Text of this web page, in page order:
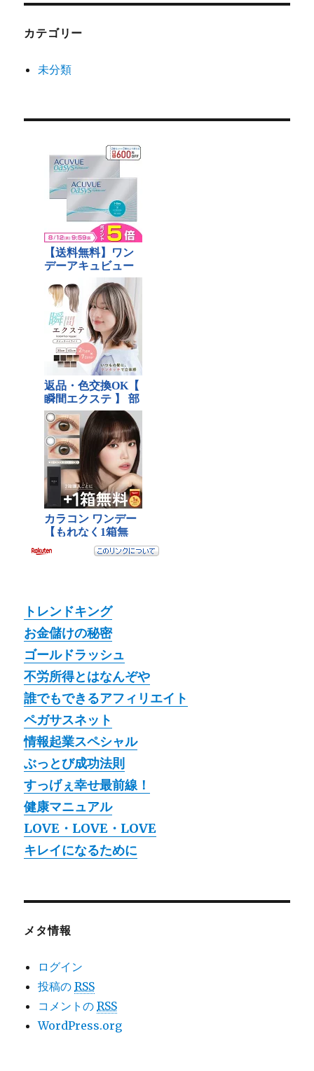
カテゴリー
未分類
トレンドキング
お金儲けの秘密
ゴールドラッシュ
不労所得とはなんぞや
誰でもできるアフィリエイト
ペガサスネット
情報起業スペシャル
ぶっとび成功法則
すっげぇ幸せ最前線！
健康マニュアル
LOVE・LOVE・LOVE
キレイになるために
メタ情報
ログイン
投稿のRSS
コメントのRSS
WordPress.org